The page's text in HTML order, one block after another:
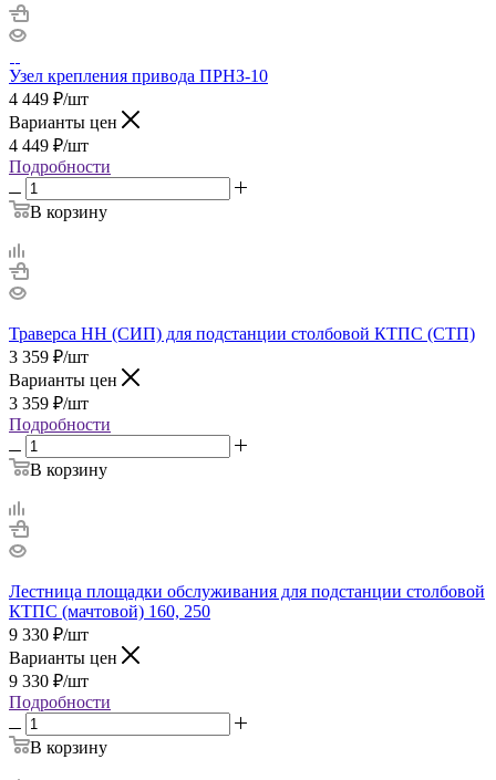
Узел крепления привода ПРНЗ-10
4 449 ₽/шт
Варианты цен
4 449 ₽/шт
Подробности
В корзину
Траверса НН (СИП) для подстанции столбовой КТПС (СТП)
3 359 ₽/шт
Варианты цен
3 359 ₽/шт
Подробности
В корзину
Лестница площадки обслуживания для подстанции столбовой
КТПС (мачтовой) 160, 250
9 330 ₽/шт
Варианты цен
9 330 ₽/шт
Подробности
В корзину